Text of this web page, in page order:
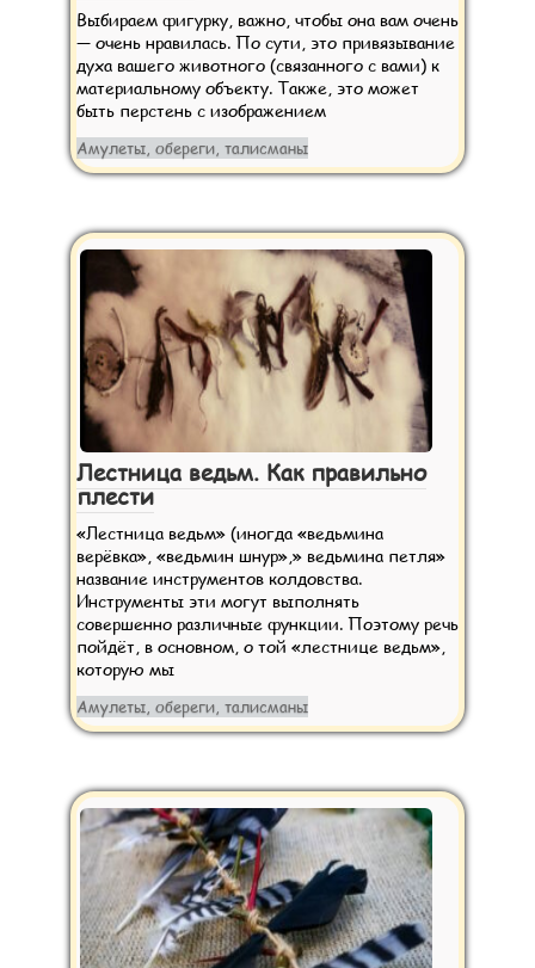
Выбираем фигурку, важно, чтобы она вам очень
— очень нравилась. По сути, это привязывание
духа вашего животного (связанного с вами) к
материальному объекту. Также, это может
быть перстень с изображением
Амулеты, обереги, талисманы
Лестница ведьм. Как правильно
плести
«Лестница ведьм» (иногда «ведьмина
верёвка», «ведьмин шнур»,» ведьмина петля»
название инструментов колдовства.
Инструменты эти могут выполнять
совершенно различные функции. Поэтому речь
пойдёт, в основном, о той «лестнице ведьм»,
которую мы
Амулеты, обереги, талисманы